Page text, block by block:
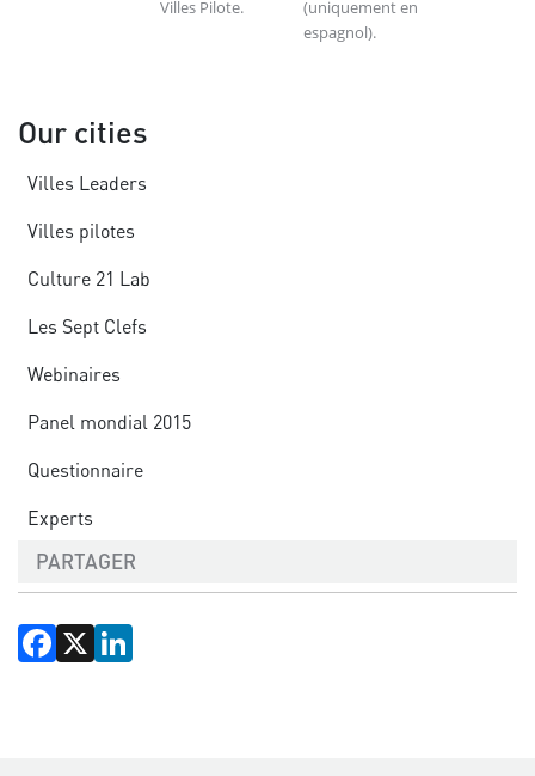
Villes Pilote.
(uniquement en
espagnol).
Our cities
Villes Leaders
Villes pilotes
Culture 21 Lab
Les Sept Clefs
Webinaires
Panel mondial 2015
Questionnaire
Experts
PARTAGER
Facebook
X